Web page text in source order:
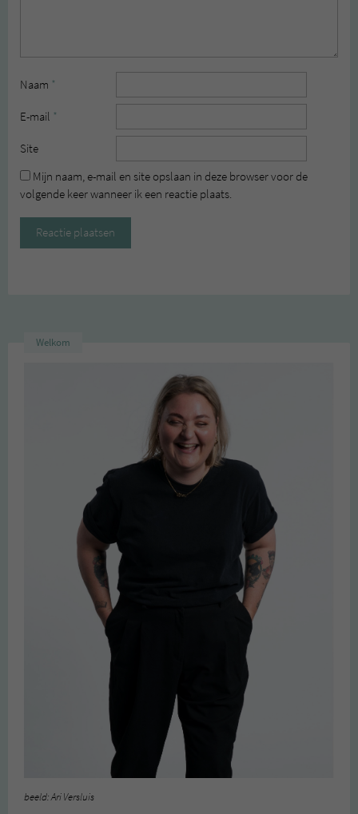
Naam *
E-mail *
Site
Mijn naam, e-mail en site opslaan in deze browser voor de
volgende keer wanneer ik een reactie plaats.
Welkom
beeld: Ari Versluis